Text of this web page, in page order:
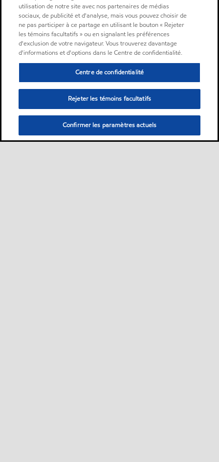
utilisation de notre site avec nos partenaires de médias
sociaux, de publicité et d'analyse, mais vous pouvez choisir de
ne pas participer à ce partage en utilisant le bouton « Rejeter
les témoins facultatifs » ou en signalant les préférences
d'exclusion de votre navigateur. Vous trouverez davantage
d'informations et d'options dans le Centre de confidentialité.
Centre de confidentialité
Rejeter les témoins facultatifs
Confirmer les paramètres actuels